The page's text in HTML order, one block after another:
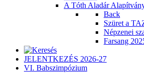
A Tóth Aladár
Back
Szüret a
Népzenei
Farsang
JELENTKEZÉS 2026-27
VI. Babszimpózium